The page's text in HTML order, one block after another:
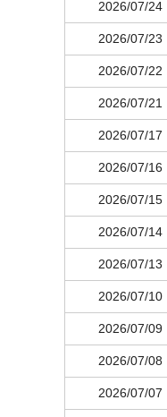
2026/07/24
2026/07/23
2026/07/22
2026/07/21
2026/07/17
2026/07/16
2026/07/15
2026/07/14
2026/07/13
2026/07/10
2026/07/09
2026/07/08
2026/07/07